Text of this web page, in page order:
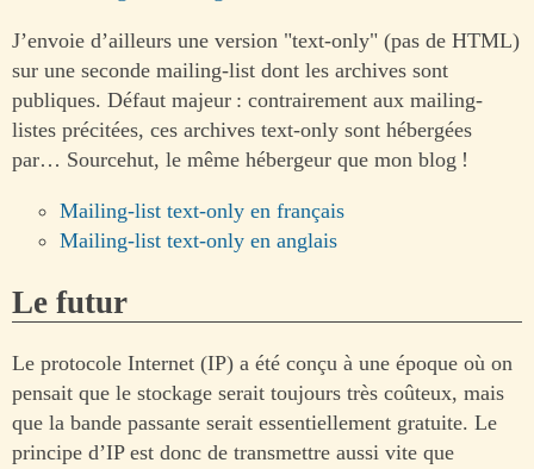
J’envoie d’ailleurs une version "text-only" (pas de HTML)
sur une seconde mailing-list dont les archives sont
publiques. Défaut majeur : contrairement aux mailing-
listes précitées, ces archives text-only sont hébergées
par… Sourcehut, le même hébergeur que mon blog !
Mailing-list text-only en français
Mailing-list text-only en anglais
Le futur
Le protocole Internet (IP) a été conçu à une époque où on
pensait que le stockage serait toujours très coûteux, mais
que la bande passante serait essentiellement gratuite. Le
principe d’IP est donc de transmettre aussi vite que